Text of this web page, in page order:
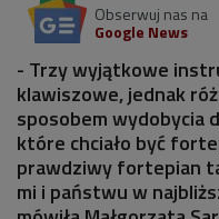
Obserwuj nas na
Google News
- Trzy wyjątkowe
klawiszowe, jednak
sposobem wydobycia
które chciało być
prawdziwy fortepian
mi i państwu w